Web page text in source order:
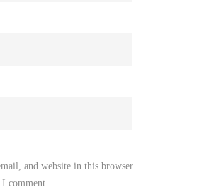
and website in this browser
comment.